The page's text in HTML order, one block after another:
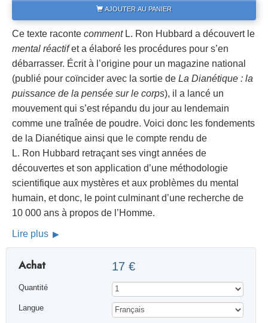
AJOUTER AU PANIER
Ce texte raconte commentL. Ron Hubbard a découvert le
mental réactifet a élaboré les procédures pour s’en
débarrasser. Écrit à l’origine pour un magazine national
(publié pour coïncider avec la sortie de La Dianétique : la
puissance de la pensée sur le corps), il a lancé un
mouvement qui s’est répandu du jour au lendemain
comme une traînée de poudre. Voici donc les fondements
de la Dianétique ainsi que le compte rendu de
L. Ron Hubbard retraçant ses vingt années de
découvertes et son application d’une méthodologie
scientifique aux mystères et aux problèmes du mental
humain, et donc, le point culminant d’une recherche de
10 000 ans à propos de l’Homme.
Lire plus
Achat 17 €
Quantité
Langue